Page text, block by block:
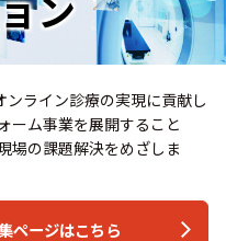
ライン診療の実現に貢献し
ーム事業を展開すること
場の課題解決をめざしま
ページはこちら